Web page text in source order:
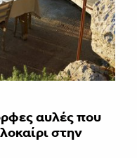
αυλές που
στην